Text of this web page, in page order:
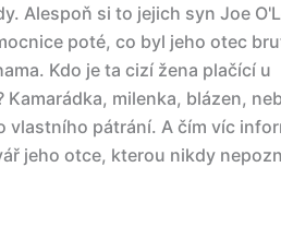
Alespoň si to jejich syn Joe
poté, co byl jeho otec
Kdo je ta cizí žena plačící u
milenka, blázen,
vlastního pátrání. A čím víc
jeho otce, kterou nikdy